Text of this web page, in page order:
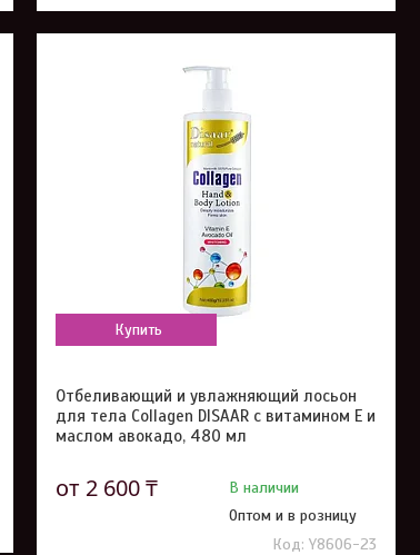
Купить
Отбеливающий и увлажняющий лосьон
для тела Collagen DISAAR с витамином E и
маслом авокадо, 480 мл
от 2 600 ₸
В наличии
Оптом и в розницу
Y8606-23